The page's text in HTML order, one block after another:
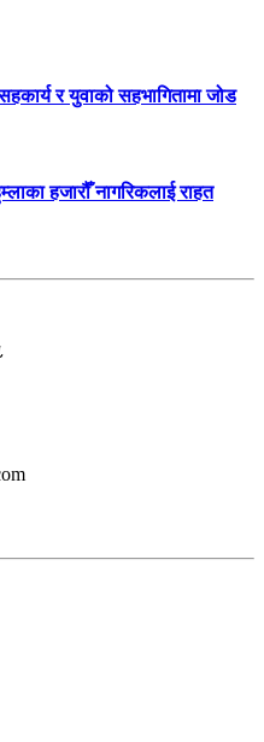
र युवाको सहभागितामा जोड
हजारौँ नागरिकलाई राहत